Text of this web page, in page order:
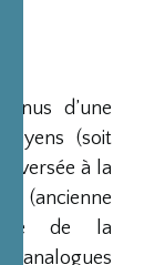
d’une
yens (soit
versée à la
(ancienne
de la
analogues